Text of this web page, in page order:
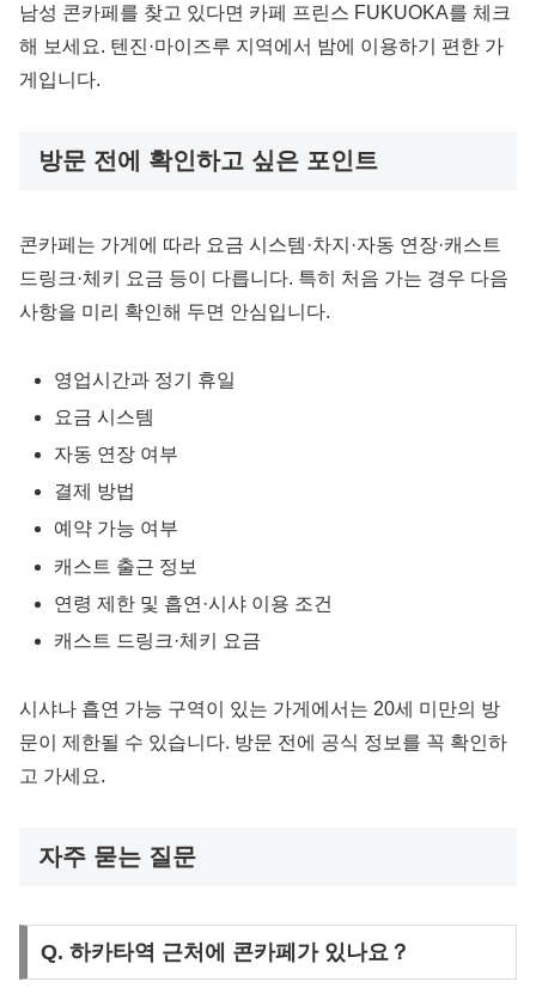
남성 콘카페를 찾고 있다면 카페 프린스 FUKUOKA를 체크
해 보세요. 텐진·마이즈루 지역에서 밤에 이용하기 편한 가
게입니다.
방문 전에 확인하고 싶은 포인트
콘카페는 가게에 따라 요금 시스템·차지·자동 연장·캐스트
드링크·체키 요금 등이 다릅니다. 특히 처음 가는 경우 다음
사항을 미리 확인해 두면 안심입니다.
영업시간과 정기 휴일
요금 시스템
자동 연장 여부
결제 방법
예약 가능 여부
캐스트 출근 정보
연령 제한 및 흡연·시샤 이용 조건
캐스트 드링크·체키 요금
시샤나 흡연 가능 구역이 있는 가게에서는 20세 미만의 방
문이 제한될 수 있습니다. 방문 전에 공식 정보를 꼭 확인하
고 가세요.
자주 묻는 질문
Q. 하카타역 근처에 콘카페가 있나요？